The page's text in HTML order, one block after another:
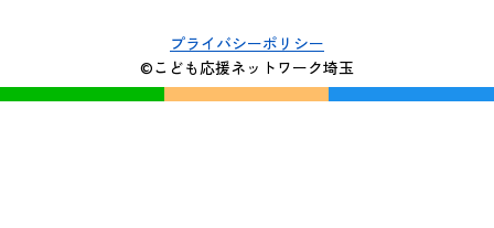
プライバシーポリシー
©こども応援ネットワーク埼玉